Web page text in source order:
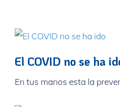
El COVID no se ha
En tus manos esta la